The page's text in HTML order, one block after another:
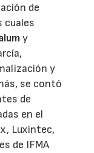
de
cuales
y
y
se contó
de
en el
Luxintec,
de IFMA